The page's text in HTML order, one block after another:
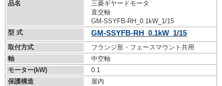
品名
三菱ギヤードモータ
直交軸
GM-SSYFB-RH_0.1kW_1/15
型 式
GM-SSYFB-RH_0.1kW_1/15
取付方式
フランジ形・フェースマウント共用
軸
中空軸
モーター(kW)
0.1
保護構造
屋内